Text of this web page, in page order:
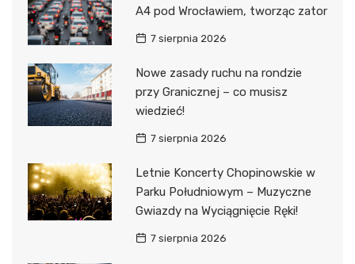
A4 pod Wrocławiem, tworząc zator
7 sierpnia 2026
Nowe zasady ruchu na rondzie
przy Granicznej – co musisz
wiedzieć!
7 sierpnia 2026
Letnie Koncerty Chopinowskie w
Parku Południowym – Muzyczne
Gwiazdy na Wyciągnięcie Ręki!
7 sierpnia 2026